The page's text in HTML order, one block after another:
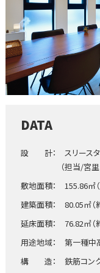
DATA
設 計： スリースタ
（担当/宮里
敷地面積： 155.86㎡（
建築面積： 80.05㎡（
延床面積： 76.82㎡（
用途地域： 第一種中
構 造： 鉄筋コン